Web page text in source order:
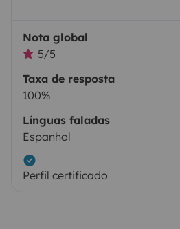
Nota global
5/5
Taxa de resposta
100%
Línguas faladas
Espanhol
Perfil certificado